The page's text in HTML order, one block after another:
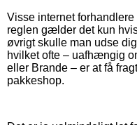
Visse internet
reglen gælder det kun
øvrigt skulle man udse
hvilket ofte – uafhængig
eller Brande – er at få
pakkeshop.